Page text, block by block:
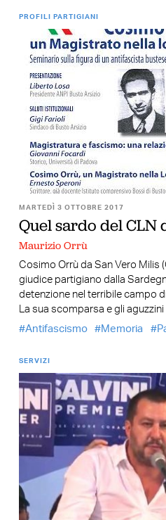
PROFILI PARTIGIANI
MARTEDÌ 3 OTTOBRE 2017
Quel sardo del CLN
Maurizio Orrù
Cosimo Orrù da San Vero Milis
giudice partigiano dalla
detenzione nel terribile campo
La sua scomparsa e gli
Antifascismo
Memoria
SERVIZI